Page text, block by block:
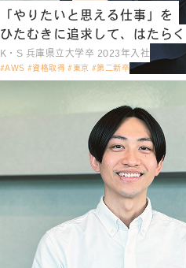
「やりたいと思える仕事」を
ひたむきに追求して、はたらく
K・S 兵庫県立大学卒 2023年入社
#AWS #資格取得 #東京 #第二新卒